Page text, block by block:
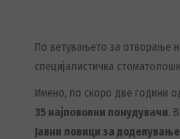
По ветувањето за отворање
специјалистичка
Имено, по скоро две години
35 најповолни понудувачи.
Јавни повици за